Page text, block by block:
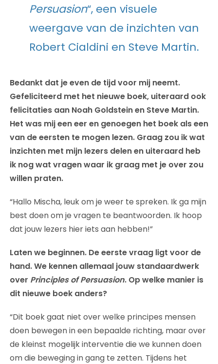
Persuasion“, een visuele
weergave van de inzichten van
Robert Cialdini en Steve Martin.
Bedankt dat je even de tijd voor mij neemt.
Gefeliciteerd met het nieuwe boek, uiteraard ook
felicitaties aan Noah Goldstein en Steve Martin.
Het was mij een eer en genoegen het boek als een
van de eersten te mogen lezen. Graag zou ik wat
inzichten met mijn lezers delen en uiteraard heb
ik nog wat vragen waar ik graag met je over zou
willen praten.
“Hallo Mischa, leuk om je weer te spreken. Ik ga mijn
best doen om je vragen te beantwoorden. Ik hoop
dat jouw lezers hier iets aan hebben!”
Laten we beginnen. De eerste vraag ligt voor de
hand. We kennen allemaal jouw standaardwerk
over Principles of Persuasion. Op welke manier is
dit nieuwe boek anders?
“Dit boek gaat niet over welke principes mensen
doen bewegen in een bepaalde richting, maar over
de kleinst mogelijk interventie die we kunnen doen
om die beweging in gang te zetten. Tijdens het